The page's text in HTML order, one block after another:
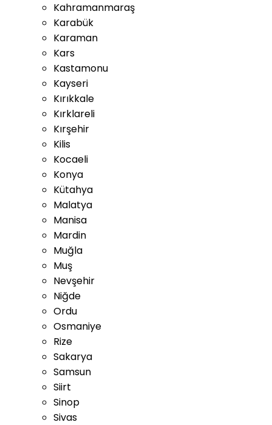
Kahramanmaraş
Karabük
Karaman
Kars
Kastamonu
Kayseri
Kırıkkale
Kırklareli
Kırşehir
Kilis
Kocaeli
Konya
Kütahya
Malatya
Manisa
Mardin
Muğla
Muş
Nevşehir
Niğde
Ordu
Osmaniye
Rize
Sakarya
Samsun
Siirt
Sinop
Sivas